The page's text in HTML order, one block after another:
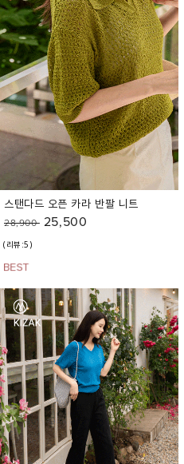
스탠다드 오픈 카라 반팔 니트
28,900 25,500
(리뷰:5)